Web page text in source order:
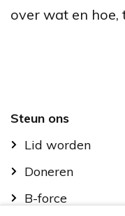
over wat en hoe,
Footer
Steun ons
Lid worden
Doneren
B-force